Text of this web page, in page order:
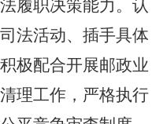
履职决策能力。认
法活动、插手具体
极配合开展邮政业
理工作，严格执行